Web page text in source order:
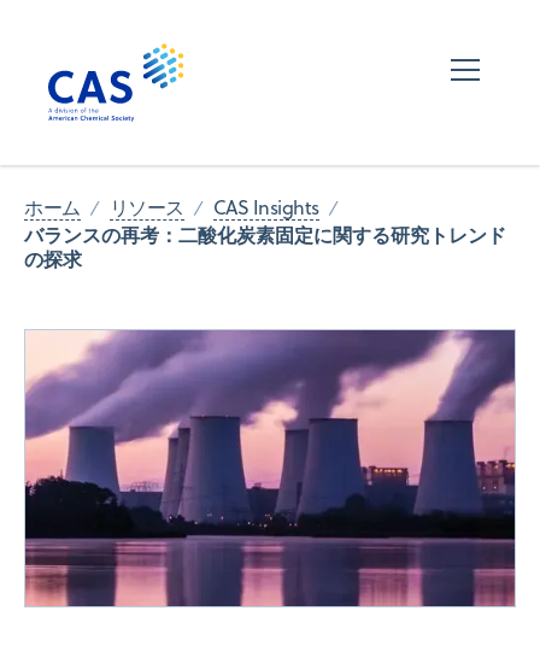
ホーム リソース CAS Insights
バランスの再考：二酸化炭素固定に関する研究トレンド
の探求